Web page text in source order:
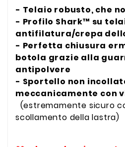
- Telaio robusto, che
- Profilo Shark™ su
antifilatura/crepa
- Perfetta chiusura
botola grazie alla
antipolvere
- Sportello non
meccanicamente con
(estremamente sicuro
scollamento della lastra)